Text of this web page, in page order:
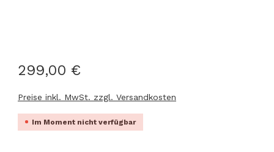
299,00 €
Preise inkl. MwSt. zzgl. Versandkosten
Im Moment nicht verfügbar